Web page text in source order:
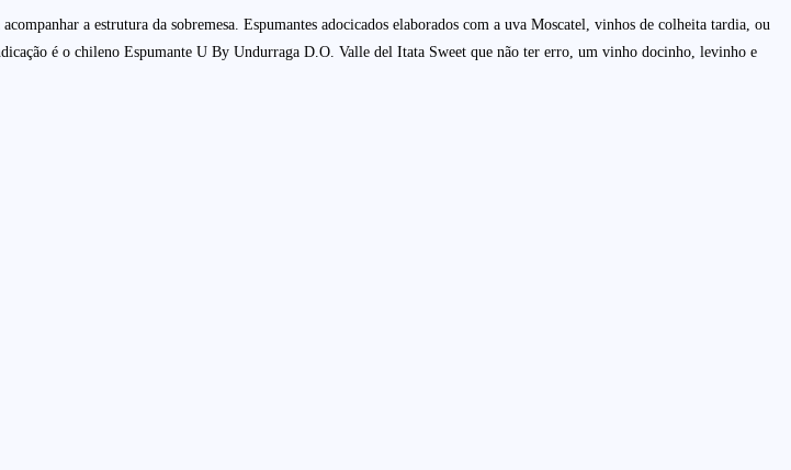
a estrutura da sobremesa. Espumantes adocicados elaborados com a uva Moscatel, vinhos de colheita tardia, ou
é o chileno Espumante U By Undurraga D.O. Valle del Itata Sweet que não ter erro, um vinho docinho, levinho e